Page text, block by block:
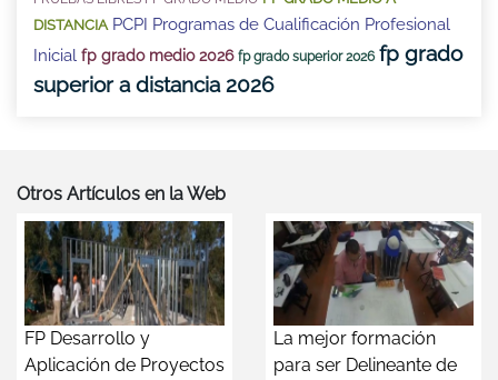
DISTANCIA PCPI Programas de Cualificación Profesional
Inicial fp grado medio 2026 fp grado superior 2026 fp grado
superior a distancia 2026
Otros Artículos en la Web
FP Desarrollo y
Aplicación de Proyectos
La mejor formación
para ser Delineante de